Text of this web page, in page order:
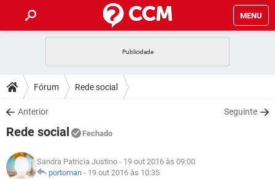
MENU
CELULAR
OUTLOOK
INSTAGRAM
GUIA DE COMPRAS
DICAS
JOGOS
INSTAGRAM GMAIL
DOWNLOADS
JOGOS
CELULAR
OUTLOOK EXCEL
JOGOS WHATSAPP
GLOSSÁRIO
Fórum Rede social
Anterior Seguinte
Rede social Fechado
Sandra Patricia Justino - 19 out 2016 às 09:00
portoman - 19 out 2016 às 10:35